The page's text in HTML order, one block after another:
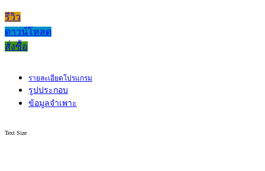
รีวิว
ดาวน์โหลด
สั่งซื้อ
รายละเอียดโปรแกรม
รูปประกอบ
ข้อมูลจำเพาะ
Text Size